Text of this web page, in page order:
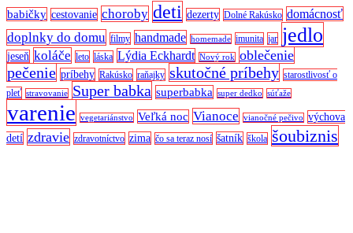
babičky cestovanie choroby deti dezerty Dolné Rakúsko domácnosť
doplnky do domu filmy handmade homemade imunita jar jedlo
jeseň koláče leto láska Lýdia Eckhardt Nový rok oblečenie
pečenie príbehy Rakúsko raňajky skutočné príbehy starostlivosť o
pleť stravovanie Super babka superbabka super dedko súťaže
varenie vegetariánstvo Veľká noc Vianoce vianočné pečivo
výchova
detí zdravie zdravotníctvo zima čo sa teraz nosí šatník škola šoubiznis